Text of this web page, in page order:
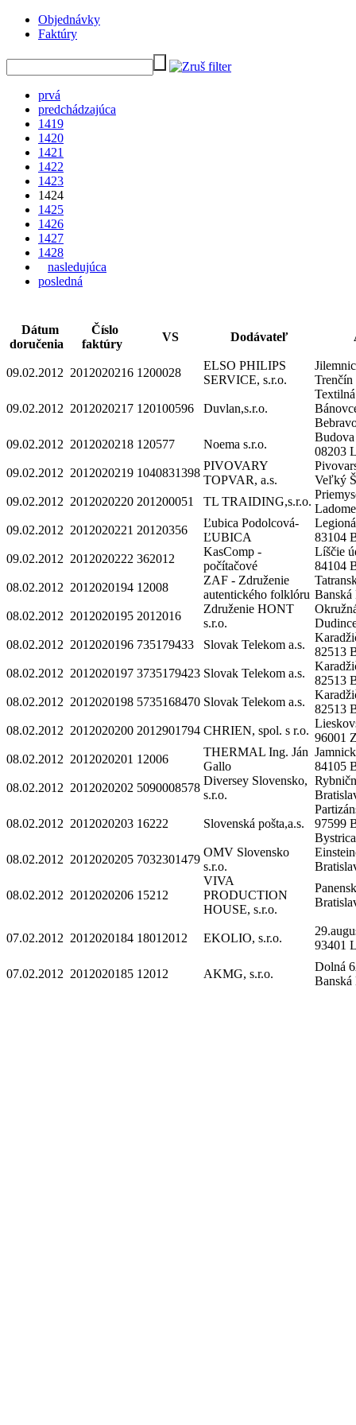
Objednávky
Faktúry
prvá
predchádzajúca
1419
1420
1421
1422
1423
1424
1425
1426
1427
1428
nasledujúca
posledná
Dátum
doručenia
Číslo
faktúry
VS Dodávateľ
09.02.2012 2012020216 1200028
ELSO PHILIPS
SERVICE, s.r.o.
Trenčín
09.02.2012 2012020217 120100596 Duvlan,s.r.o.
09.02.2012 2012020218 120577 Noema s.r.o.
08203
09.02.2012 2012020219 1040831398
PIVOVARY
TOPVAR, a.s.
Veľký
09.02.2012 2012020220 201200051 TL TRAIDING,s.r.o.
09.02.2012 2012020221 20120356
Ľubica Podolcová-
ĽUBICA
83104
09.02.2012 2012020222 362012
KasComp -
počítačové
Líščie
84104
08.02.2012 2012020194 12008
ZAF - Združenie
autentického folklóru
08.02.2012 2012020195 2012016
Združenie HONT
s.r.o.
08.02.2012 2012020196 735179433 Slovak Telekom a.s.
82513
08.02.2012 2012020197 3735179423 Slovak Telekom a.s.
82513
08.02.2012 2012020198 5735168470 Slovak Telekom a.s.
82513
08.02.2012 2012020200 2012901794 CHRIEN, spol. s r.o.
96001
08.02.2012 2012020201 12006
THERMAL Ing. Ján
Gallo
84105
08.02.2012 2012020202 5090008578
Diversey Slovensko,
s.r.o.
08.02.2012 2012020203 16222 Slovenská pošta,a.s.
97599
08.02.2012 2012020205 7032301479
OMV Slovensko
s.r.o.
08.02.2012 2012020206 15212
VIVA
PRODUCTION
HOUSE, s.r.o.
07.02.2012 2012020184 18012012 EKOLIO, s.r.o.
93401
07.02.2012 2012020185 12012 AKMG, s.r.o.
Dolná